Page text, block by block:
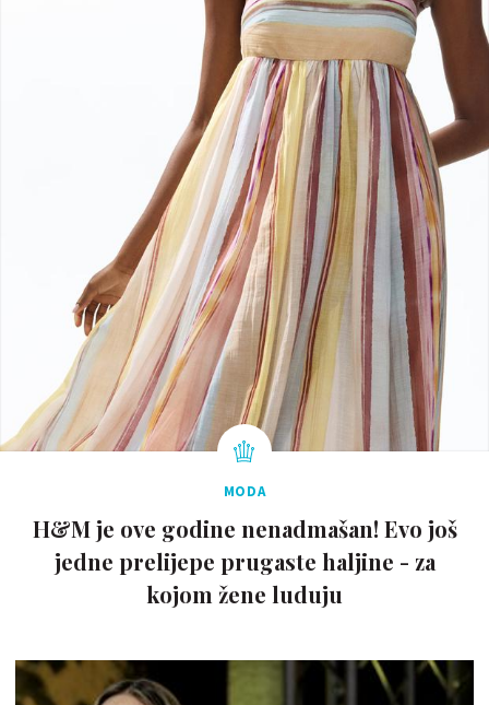
MODA
H&M je ove godine nenadmašan! Evo još
jedne prelijepe prugaste haljine - za
kojom žene luduju